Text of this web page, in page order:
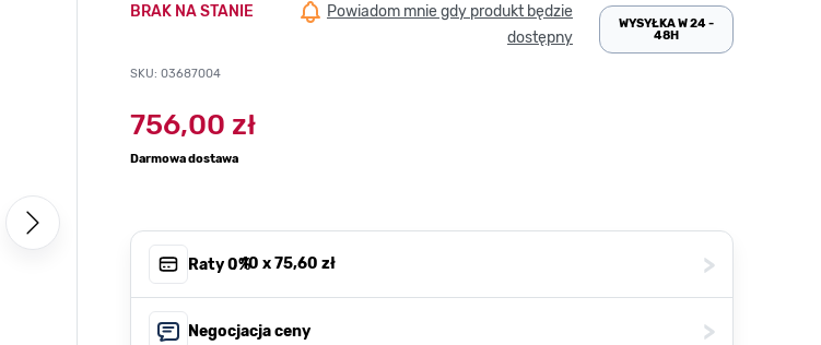
BRAK NA STANIE
Powiadom mnie gdy produkt będzie
dostępny
SKU: 03687004
WYSYŁKA W 24 -
48H
756,00 zł
Darmowa dostawa
Raty 0%, 10 x75,60 zł >
Negocjacja ceny >